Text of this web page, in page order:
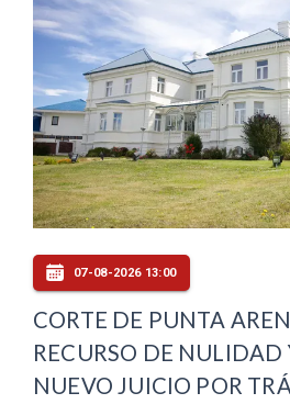
07-08-2026 13:00
CORTE DE PUNTA
RECURSO DE NULIDAD
NUEVO JUICIO POR